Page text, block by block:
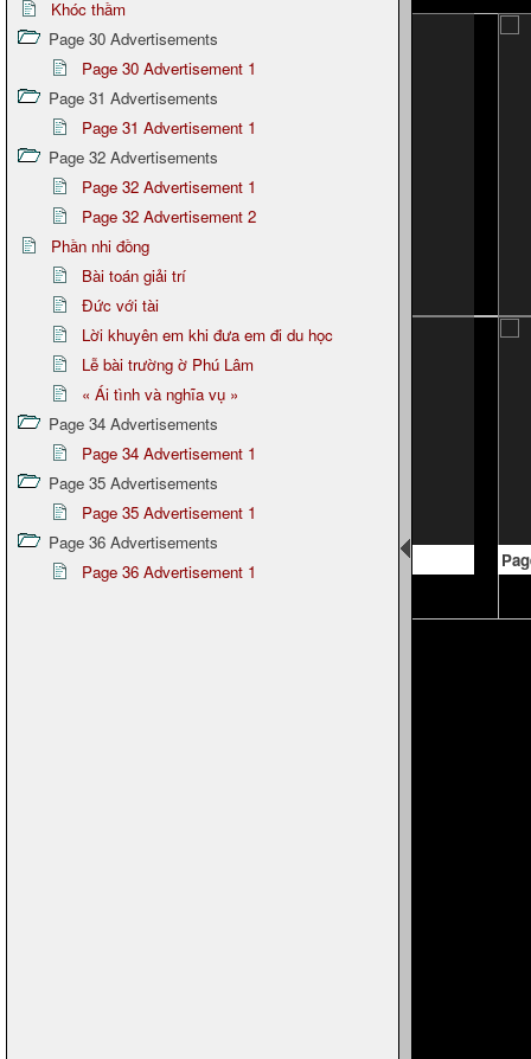
Khóc thầm
Page 30 Advertisements
Page 30 Advertisement 1
Page 31 Advertisements
Page 31 Advertisement 1
Page 32 Advertisements
Page 32 Advertisement 1
Page 32 Advertisement 2
Phần nhi đồng
Bài toán giải trí
Đức với tài
Lời khuyên em khi đưa em đi du học
Lễ bài trường ờ Phú Lâm
« Ái tình và nghĩa vụ »
Page 34 Advertisements
Page 34 Advertisement 1
Page 35 Advertisements
Page 35 Advertisement 1
Page 36 Advertisements
Page 36 Advertisement 1